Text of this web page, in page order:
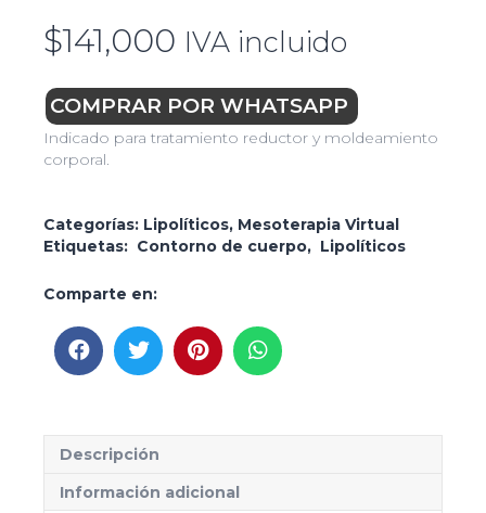
$141,000 IVA incluido
COMPRAR POR WHATSAPP
Indicado para tratamiento reductor y moldeamiento
corporal.
Categorías: Lipolíticos, Mesoterapia Virtual
Etiquetas: Contorno de cuerpo, Lipolíticos
Comparte en:
Descripción
Información adicional